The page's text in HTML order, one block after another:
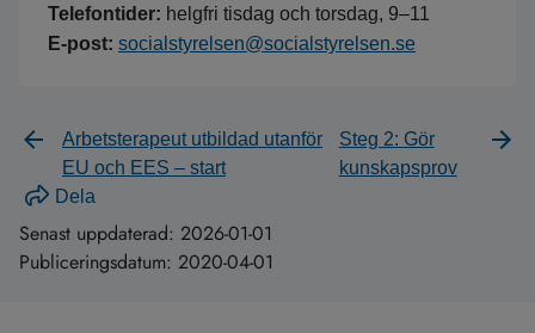
Telefontider: helgfri tisdag och torsdag, 9–11
E-post: socialstyrelsen@socialstyrelsen.se
Arbetsterapeut utbildad utanför
EU och EES – start
Steg 2: Gör
kunskapsprov
Dela
Senast uppdaterad: 2026-01-01
Publiceringsdatum: 2020-04-01